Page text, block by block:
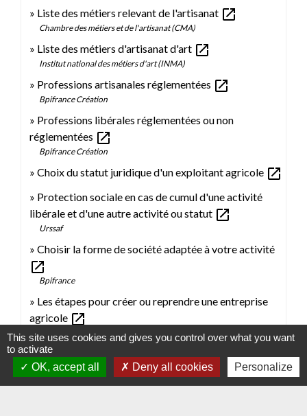
Liste des métiers relevant de l'artisanat open_in_new
Chambre des métiers et de l'artisanat (CMA)
Liste des métiers d'artisanat d'art open_in_new
Institut national des métiers d'art (INMA)
Professions artisanales réglementées open_in_new
Bpifrance Création
Professions libérales réglementées ou non
réglementées open_in_new
Bpifrance Création
Choix du statut juridique d'un exploitant agricole open_in_new
Protection sociale en cas de cumul d'une activité
libérale et d'une autre activité ou statut open_in_new
Urssaf
Choisir la forme de société adaptée à votre activité
open_in_new
Bpifrance
Les étapes pour créer ou reprendre une entreprise
agricole open_in_new
Comment faire si...
This site uses cookies and gives you control over what you want
to activate
OK, accept all
Deny all cookies Personalize